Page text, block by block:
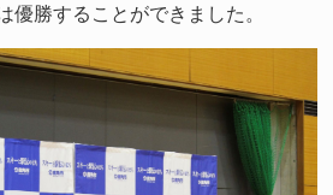
優勝することができました。